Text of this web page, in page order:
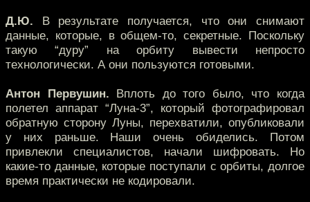
Д.Ю. В результате получается, что они снимают
данные, которые, в общем-то, секретные. Поскольку
такую “дуру” на орбиту вывести непросто
технологически. А они пользуются готовыми.
Антон Первушин. Вплоть до того было, что когда
полетел аппарат “Луна-3”, который фотографировал
обратную сторону Луны, перехватили, опубликовали
у них раньше. Наши очень обиделись. Потом
привлекли специалистов, начали шифровать. Но
какие-то данные, которые поступали с орбиты, долгое
время практически не кодировали.